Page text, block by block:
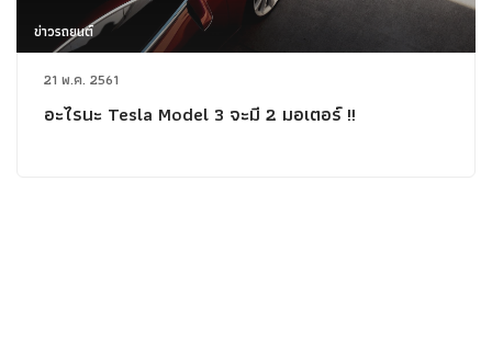
ข่าวรถยนต์
21 พ.ค. 2561
อะไรนะ Tesla Model 3 จะมี 2 มอเตอร์ !!